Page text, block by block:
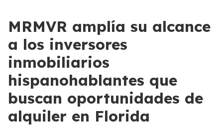
MRMVR amplía su alcance
a los inversores
inmobiliarios
hispanohablantes que
buscan oportunidades de
alquiler en Florida